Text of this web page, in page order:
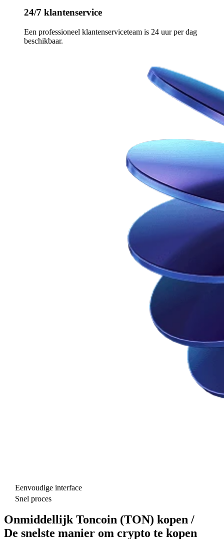
24/7 klantenservice
Een professioneel klantenserviceteam is 24 uur per dag
beschikbaar.
Eenvoudige interface
Snel proces
Onmiddellijk Toncoin (TON) kopen /
De snelste manier om crypto te kopen